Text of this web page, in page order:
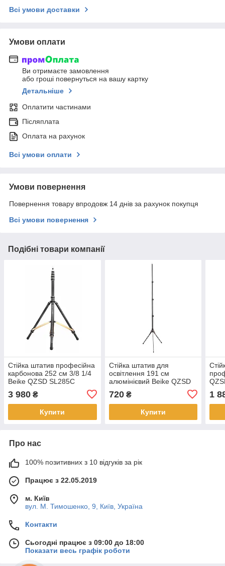
Всі умови доставки
Умови оплати
Ви отримаєте замовлення
або гроші повернуться на вашу картку
Детальніше
Оплатити частинами
Післяплата
Оплата на рахунок
Всі умови оплати
Умови повернення
Повернення товару впродовж 14 днів за рахунок покупця
Всі умови повернення
Подібні товари компанії
Стійка штатив професійна
карбонова 252 см 3/8 1/4
Beike QZSD SL285C
3 980 ₴
Купити
Стійка штатив для
освітлення 191 см
алюмінієвий Beike QZSD
720₴
Купити
1
Про нас
100% позитивних з 10 відгуків за рік
Працює з 22.05.2019
м. Київ
вул. М. Тимошенко, 9, Київ, Україна
Контакти
Сьогодні працює з 09:00 до 18:00
Показати весь графік роботи